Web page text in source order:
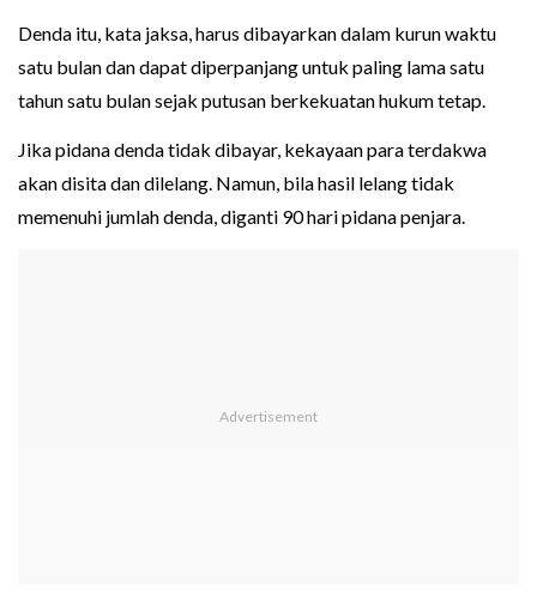
Denda itu, kata jaksa, harus dibayarkan dalam kurun waktu
satu bulan dan dapat diperpanjang untuk paling lama satu
tahun satu bulan sejak putusan berkekuatan hukum tetap.
Jika pidana denda tidak dibayar, kekayaan para terdakwa
akan disita dan dilelang. Namun, bila hasil lelang tidak
memenuhi jumlah denda, diganti 90 hari pidana penjara.